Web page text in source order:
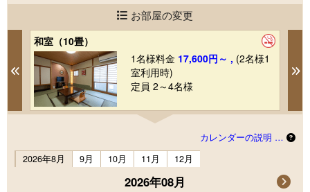
お部屋の変更
Previous
和室（10畳）
1名様料金 17,600円～ , (2名様1
室利用時)
定員 2～4名様
カレンダーの説明 …
2026年8月
9月 10月 11月 12月
2026年08月